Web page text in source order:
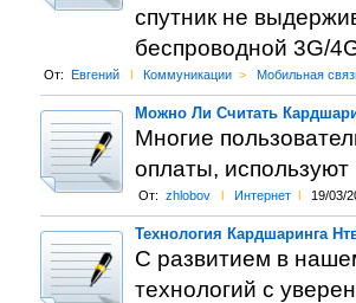
спутник не
беспроводной 3G/
От: Евгений l Коммуникации > Мобильная
Можно Ли Считать
Многие
оплаты,
От: zhlobov l Интернет l 19/03/
Технология Кардшаринга
С развитием в
технологий с